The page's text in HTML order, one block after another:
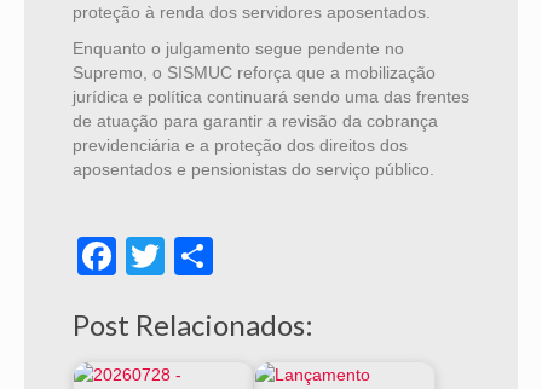
proteção à renda dos servidores aposentados.
Enquanto o julgamento segue pendente no
Supremo, o SISMUC reforça que a mobilização
jurídica e política continuará sendo uma das frentes
de atuação para garantir a revisão da cobrança
previdenciária e a proteção dos direitos dos
aposentados e pensionistas do serviço público.
Facebook
Twitter
Post Relacionados: